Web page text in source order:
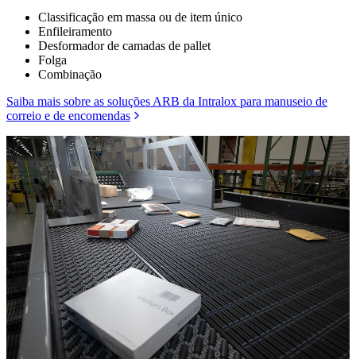
Classificação em massa ou de item único
Enfileiramento
Desformador de camadas de pallet
Folga
Combinação
Saiba mais sobre as soluções ARB da Intralox para manuseio de
correio e de encomendas